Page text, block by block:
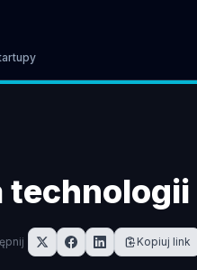
technologii
Kopiuj link